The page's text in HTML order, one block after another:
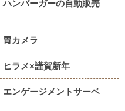
ンバーガーの自動販売
カメラ
ヒラメ×謹賀新年
ンゲージメントサーベ